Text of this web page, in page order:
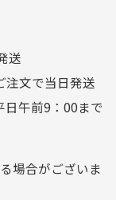
送
注文で当日発送
日午前9：00まで
場合がございま